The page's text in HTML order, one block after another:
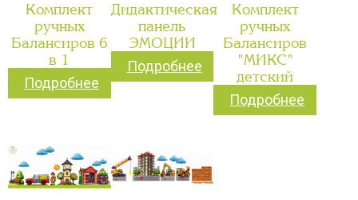
Комплект
ручных
Балансиров 6
в 1
Подробнее
Дидактическая
панель
ЭМОЦИИ
Подробнее
Комплект
ручных
Балансиров
"МИКС"
детский
Подробнее